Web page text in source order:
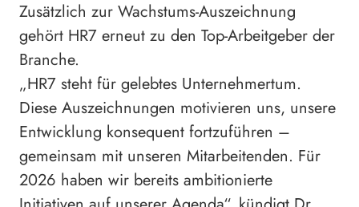
Zusätzlich zur Wachstums-Auszeichnung
gehört HR7 erneut zu den Top-Arbeitgeber der
Branche.
„HR7 steht für gelebtes Unternehmertum.
Diese Auszeichnungen motivieren uns, unsere
Entwicklung konsequent fortzuführen –
gemeinsam mit unseren Mitarbeitenden. Für
2026 haben wir bereits ambitionierte